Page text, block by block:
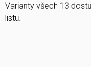
Varianty všech 13
listu.